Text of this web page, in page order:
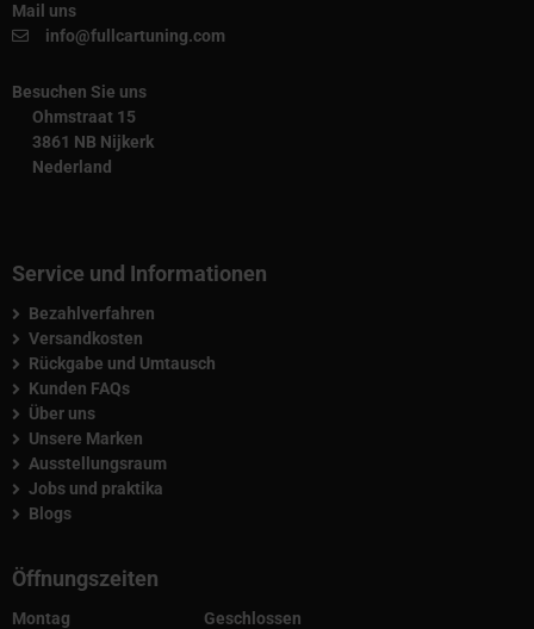
Mail uns
info@fullcartuning.com
Besuchen Sie uns
Ohmstraat 15
3861 NB Nijkerk
Nederland
Service und Informationen
Bezahlverfahren
Versandkosten
Rückgabe und Umtausch
Kunden FAQs
Über uns
Unsere Marken
Ausstellungsraum
Jobs und praktika
Blogs
Öffnungszeiten
Montag Geschlossen